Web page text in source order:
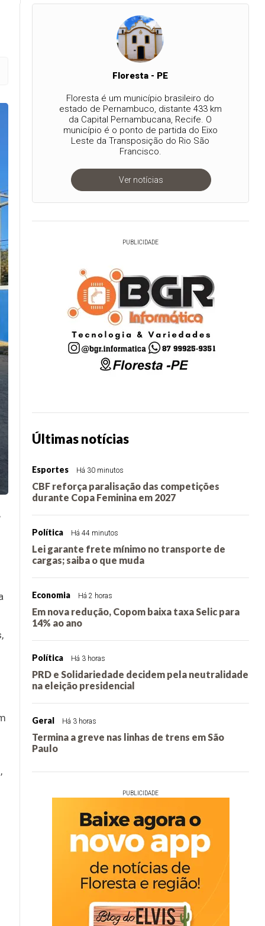
Floresta - PE
Floresta é um município brasileiro do
estado de Pernambuco, distante 433 km
da Capital Pernambucana, Recife. O
município é o ponto de partida do Eixo
Leste da Transposição do Rio São
Francisco.
Ver notícias
PUBLICIDADE
Últimas notícias
Esportes Há 30 minutos
CBF reforça paralisação das competições
durante Copa Feminina em 2027
Política Há 44 minutos
Lei garante frete mínimo no transporte de
cargas; saiba o que muda
Economia Há 2 horas
Em nova redução, Copom baixa taxa Selic para
14% ao ano
Política Há 3 horas
PRD e Solidariedade decidem pela neutralidade
na eleição presidencial
Geral Há 3 horas
Termina a greve nas linhas de trens em São
Paulo
PUBLICIDADE